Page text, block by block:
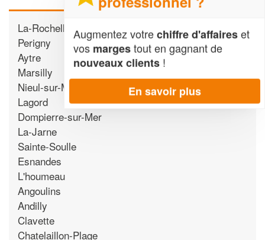
La-Rochelle
Perigny
Aytre
Marsilly
Nieul-sur-Mer
Lagord
Dompierre-sur-Mer
La-Jarne
Sainte-Soulle
Esnandes
L'houmeau
Angoulins
Andilly
Clavette
Chatelaillon-Plage
Augmentez votrechiffre d'affaireset
vos margestout en gagnant de
nouveaux clients !
En savoir plus